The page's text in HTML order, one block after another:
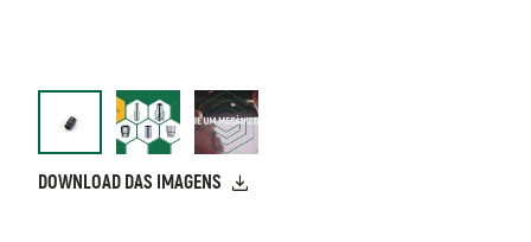
DOWNLOAD DAS IMAGENS